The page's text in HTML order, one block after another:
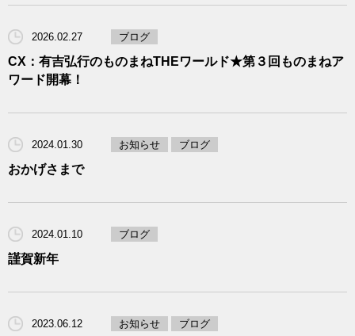
2026.02.27 ブログ
CX：有吉弘行のものまねTHEワールド★第３回ものまねア
ワード開幕！
2024.01.30 お知らせ ブログ
おかげさまで
2024.01.10 ブログ
謹賀新年
2023.06.12 お知らせ ブログ